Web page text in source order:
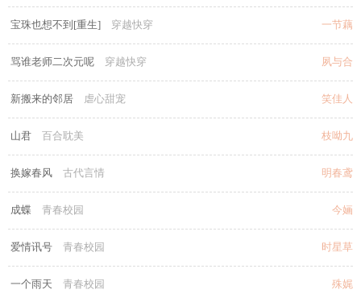
宝珠也想不到[重生] 穿越快穿 一节藕
骂谁老师二次元呢 穿越快穿 夙与合
新搬来的邻居 虐心甜宠 笑佳人
山君 百合耽美 枝呦九
换嫁春风 古代言情 明春鸢
成蝶 青春校园 今婳
爱情讯号 青春校园 时星草
一个雨天 青春校园 殊娓